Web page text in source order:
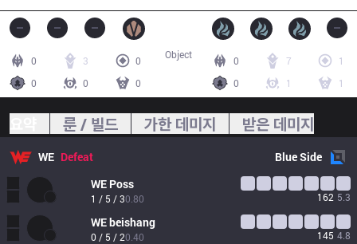
0 3
0
0
0 0
0 7
1
0
1 1
Object
룬 / 빌드 가한 데미지 받은 데미지
WE Defeat BlueSide
WE Poss
1 / 5 / 30.80 162 5.3
WEbeishang
0 / 5 / 20.40 145 4.8